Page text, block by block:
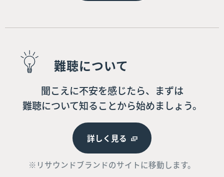
難聴について
聞こえに不安を感じたら、まずは
難聴について知ることから始めましょう。
詳しく見る
※リサウンドブランドのサイトに移動します。